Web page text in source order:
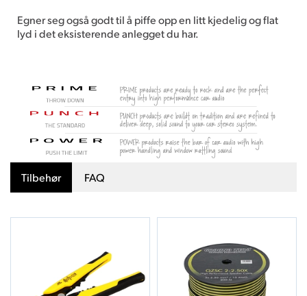
Egner seg også godt til å piffe opp en litt kjedelig og flat
lyd i det eksisterende anlegget du har.
Tilbehør FAQ